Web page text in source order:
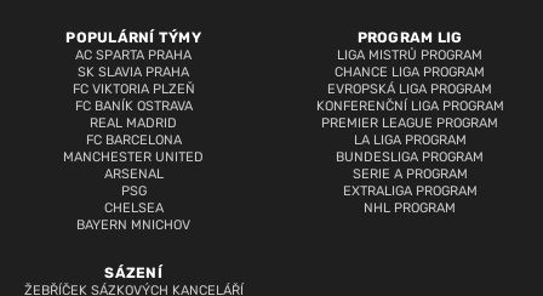
POPULÁRNÍ TÝMY
AC SPARTA PRAHA
SK SLAVIA PRAHA
FC VIKTORIA PLZEŇ
FC BANÍK OSTRAVA
REAL MADRID
FC BARCELONA
MANCHESTER UNITED
ARSENAL
PSG
CHELSEA
BAYERN MNICHOV
PROGRAM LIG
LIGA MISTRŮ PROGRAM
CHANCE LIGA PROGRAM
EVROPSKÁ LIGA PROGRAM
KONFERENČNÍ LIGA PROGRAM
PREMIER LEAGUE PROGRAM
LA LIGA PROGRAM
BUNDESLIGA PROGRAM
SERIE A PROGRAM
EXTRALIGA PROGRAM
NHL PROGRAM
SÁZENÍ
ŽEBŘÍČEK SÁZKOVÝCH KANCELÁŘÍ